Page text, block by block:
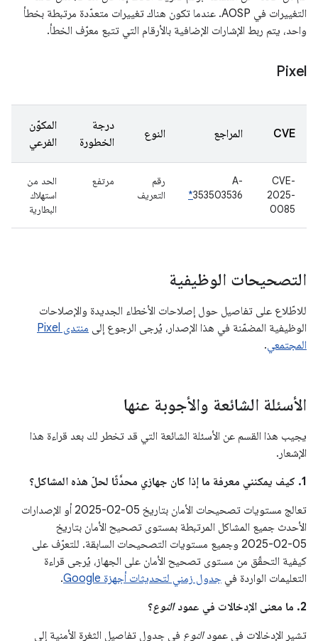
التغييرات في AOSP. عندما تكون هناك تغييرات متعدّدة مرتبطة بخطأ
واحد، يتم ربط الإشارات الإضافية بالأرقام التي تتبع معرّف الخطأ.
Pixel
CVE المراجع النوع
درجة
الخطورة
المكوّن
الفرعي
CVE-
2025-
0085
A-
353503536
*
رقم
التعريف
مرتفع
الحد من
استهلاك
البطارية
التصحيحات الوظيفية
للاطّلاع على تفاصيل حول إصلاحات الأخطاء الجديدة والإصلاحات
الوظيفية المضمّنة في هذا الإصدار، يُرجى الرجوع إلى
منتدى Pixel
المجتمعي.
الأسئلة الشائعة والأجوبة عنها
يجيب هذا القسم عن الأسئلة الشائعة التي قد تخطر لك بعد قراءة هذا
الإشعار.
1. كيف يمكنني معرفة ما إذا كان جهازي محدَّثًا لحلّ هذه المشاكل؟
تعالج مستويات تصحيحات الأمان بتاريخ 05‏-02‏-2025 أو الإصدارات
الأحدث جميع المشاكل المرتبطة بمستوى تصحيح الأمان بتاريخ
05‏-02‏-2025 وجميع مستويات التصحيحات السابقة. للتعرّف على
كيفية التحقّق من مستوى تصحيح الأمان على الجهاز، يُرجى قراءة
التعليمات الواردة في جدول زمني لتحديثات أجهزة Google
.
2. ما معنى الإدخالات في عمود
النوع؟
تشير الإدخالات في عمودالنوع في جدول تفاصيل الثغرة الأمنية إلى